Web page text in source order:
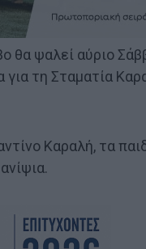
θα ψαλεί αύριο
τη Σταματία
Καραλή, τα